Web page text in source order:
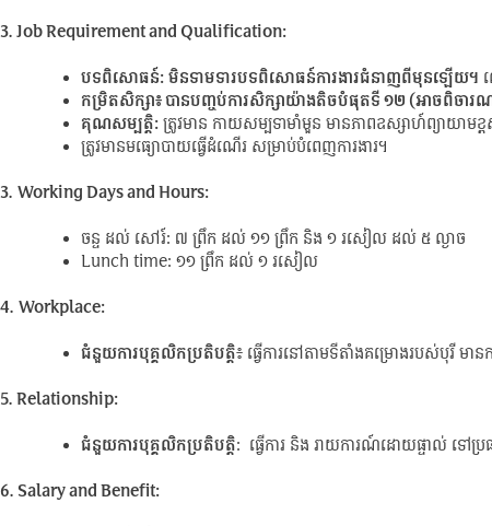
3. Job Requirement and Qualification:
បទពិសោធន៍:មិនទាមទារបទពិសោធន៍ការងារជំនាញពីមុនឡើយ។
កម្រិតសិក្សា៖ បានបញ្ចប់ការសិក្សាយ៉ាងតិចបំផុតទី ១២ (អាចពិចារ
គុណសម្បត្តិ:ត្រូវមាន កាយសម្បទាមាំមួន មានភាពឧស្សាហ៍ព្យាយា
ត្រូវមានមធ្យោបាយធ្វើដំណើរ សម្រាប់បំពេញការងារ។
3. Working Days and Hours:
ចន្ទ ដល់ សៅរ៍: ៧​ ព្រឹក ដល់ ១១ ព្រឹក និង ១ រសៀល ដល់ ៥ ល្ងាច
Lunch time: ១១ ព្រឹក ដល់ ១ រសៀល
4. Workplace:
ជំនួយការបុគ្គលិកប្រតិបត្តិ៖ ធ្វើការនៅតាមទីតាំងគម្រោងរបស់បុរី ម
5. Relationship:
ជំនួយការបុគ្គលិកប្រតិបត្តិ: ធ្វើការ និង រាយការណ៍ដោយផ្ទាល់ ទៅប្រធ
6. Salary and Benefit: